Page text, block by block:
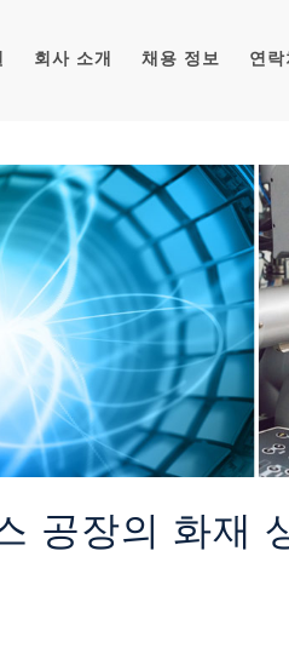
회사 소개 채용 정보 연
공장의 화재